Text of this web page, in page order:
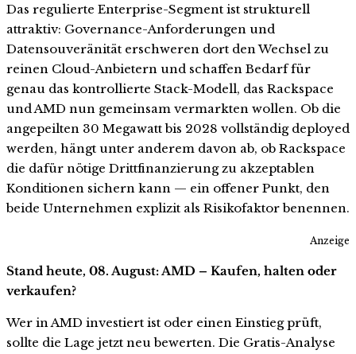
Das regulierte Enterprise-Segment ist strukturell
attraktiv: Governance-Anforderungen und
Datensouveränität erschweren dort den Wechsel zu
reinen Cloud-Anbietern und schaffen Bedarf für
genau das kontrollierte Stack-Modell, das Rackspace
und AMD nun gemeinsam vermarkten wollen. Ob die
angepeilten 30 Megawatt bis 2028 vollständig deployed
werden, hängt unter anderem davon ab, ob Rackspace
die dafür nötige Drittfinanzierung zu akzeptablen
Konditionen sichern kann — ein offener Punkt, den
beide Unternehmen explizit als Risikofaktor benennen.
Anzeige
Stand heute, 08. August: AMD – Kaufen, halten oder
verkaufen?
Wer in AMD investiert ist oder einen Einstieg prüft,
sollte die Lage jetzt neu bewerten. Die Gratis-Analyse